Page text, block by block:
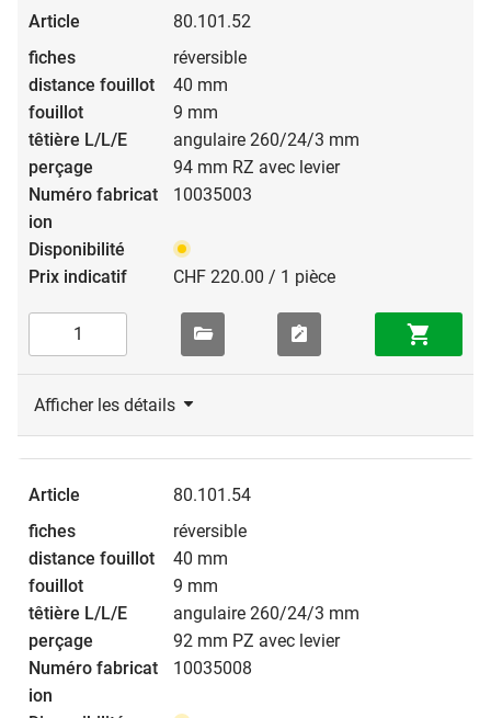
80.101.52
réversible
40 mm
9 mm
angulaire 260/24/3 mm
94 mm RZ avec levier
10035003
CHF 220.00 / 1 pièce
Afficher les détails
80.101.54
réversible
40 mm
9 mm
angulaire 260/24/3 mm
92 mm PZ avec levier
10035008